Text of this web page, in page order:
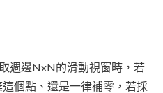
週邊NxN的滑動視窗時，若
個點、還是一律補零，若採